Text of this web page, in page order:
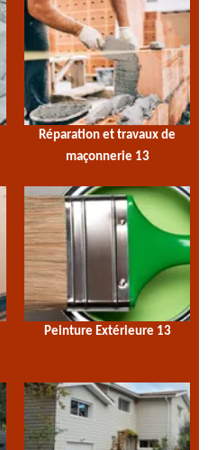
Réparation et travaux de
maçonnerie 13
Peinture Extérieure 13